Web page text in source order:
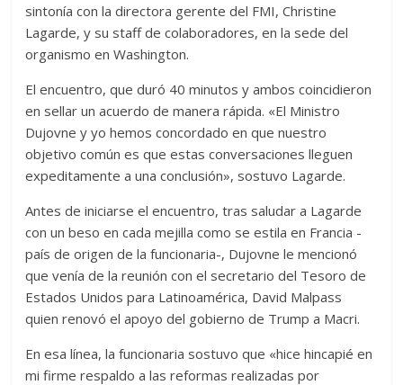
sintonía con la directora gerente del FMI, Christine
Lagarde, y su staff de colaboradores, en la sede del
organismo en Washington.
El encuentro, que duró 40 minutos y ambos coincidieron
en sellar un acuerdo de manera rápida. «El Ministro
Dujovne y yo hemos concordado en que nuestro
objetivo común es que estas conversaciones lleguen
expeditamente a una conclusión», sostuvo Lagarde.
Antes de iniciarse el encuentro, tras saludar a Lagarde
con un beso en cada mejilla como se estila en Francia -
país de origen de la funcionaria-, Dujovne le mencionó
que venía de la reunión con el secretario del Tesoro de
Estados Unidos para Latinoamérica, David Malpass
quien renovó el apoyo del gobierno de Trump a Macri.
En esa línea, la funcionaria sostuvo que «hice hincapié en
mi firme respaldo a las reformas realizadas por